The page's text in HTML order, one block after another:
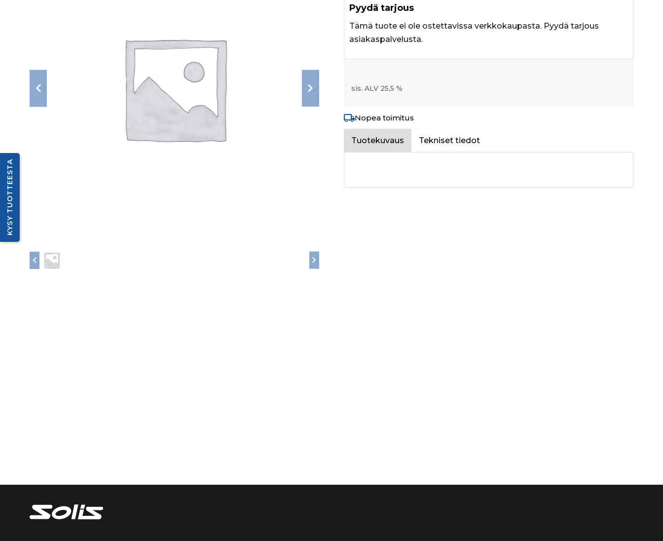
Pyydä tarjous
Tämä tuote ei ole ostettavissa verkkokaupasta. Pyydä tarjous
asiakaspalvelusta.
sis. ALV 25,5 %
Nopea toimitus
Tuotekuvaus Tekniset tiedot
KYSY TUOTTEESTA